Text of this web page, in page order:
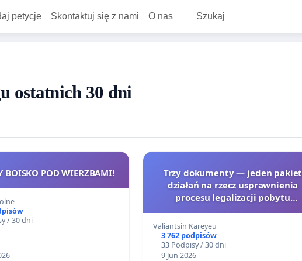
petycje Skontaktuj się z nami O nas Szukaj
ostatnich 30 dni
BOISKO POD WIERZBAMI!
/ 30 dni
Trzy dokumenty — jeden pakiet
działań na rzecz usprawnienia
procesu legalizacji pobytu
Valiantsin Kareyeu
3 762 podpisów
33 Podpisy / 30 dni
9 Jun 2026